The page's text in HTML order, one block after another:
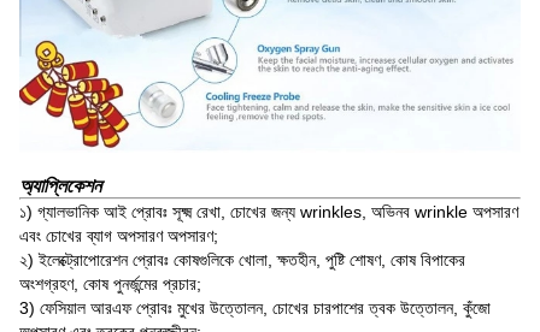
অ্যাপ্লিকেশন
১) গ্যালভানিক আই প্রোবঃ সূক্ষ্ম রেখা, চোখের জন্য wrinkles, অভিনব wrinkle অপসারণ
এবং চোখের ব্যাগ অপসারণ অপসারণ;
২) ইলেক্ট্রোপোরেশন প্রোবঃ কোষগুলিকে খোলা, ক্ষতহীন, পুষ্টি শোষণ, কোষ বিপাকের
অংশগ্রহণ, কোষ পুনর্জন্মের প্রচার;
3) ফেসিয়াল আরএফ প্রোবঃ মুখের উত্তোলন, চোখের চারপাশের ত্বক উত্তোলন, কুঁজো